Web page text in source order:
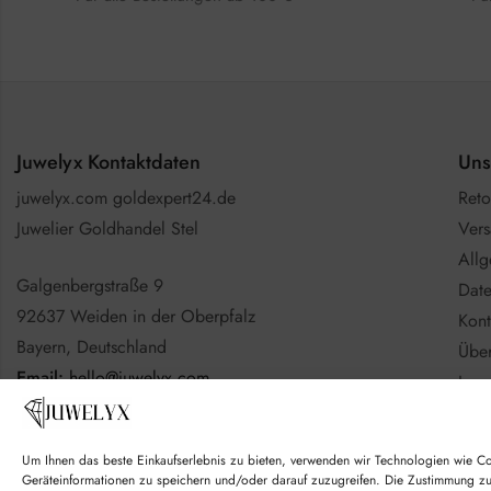
Um Ihnen das beste Einkaufserlebnis zu bieten, verwenden wir Technologien wie
Geräteinformationen zu speichern und/oder darauf zuzugreifen. Die Zustimmung
Juwelyx Kontaktdaten
juwelyx.com goldexpert24.de
Juwelier Goldhandel Stel
Galgenbergstraße 9
92637 Weiden in der Oberpfalz
Bayern, Deutschland
Email:hello@juwelyx.com
Nutzen Sie gerne das